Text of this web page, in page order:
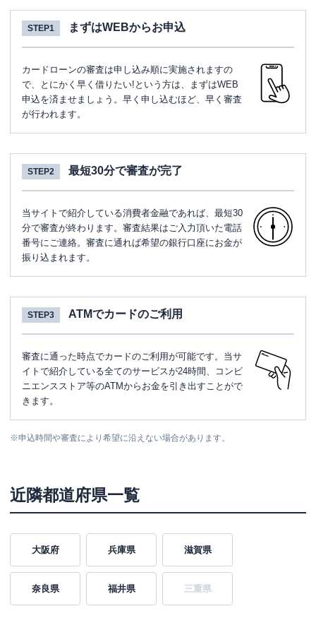
STEP1 まずはWEBからお申込
カードローンの審査は申し込み順に実施されますの
で、とにかく早く借りたい!という方は、まずはWEB
申込を済ませましょう。早く申し込むほど、早く審査
が行われます。
STEP2 最短30分で審査が完了
当サイトで紹介している消費者金融であれば、最短30
分で審査が終わります。審査結果はご入力頂いた電話
番号にご連絡。審査に通れば希望の銀行口座にお金が
振り込まれます。
STEP3 ATMでカードのご利用
審査に通った時点でカードのご利用が可能です。当サ
イトで紹介している全てのサービスが24時間、コンビ
ニエンスストア等のATMからお金を引き出すことがで
きます。
※申込時間や審査により希望に沿えない場合があります。
近隣都道府県一覧
大阪府 兵庫県 滋賀県
奈良県 福井県 三重県